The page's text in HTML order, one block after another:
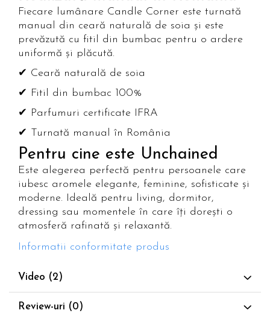
Fiecare lumânare Candle Corner este turnată
manual din ceară naturală de soia și este
prevăzută cu fitil din bumbac pentru o ardere
uniformă și plăcută.
✔ Ceară naturală de soia
✔ Fitil din bumbac 100%
✔ Parfumuri certificate IFRA
✔ Turnată manual în România
Pentru cine este Unchained
Este alegerea perfectă pentru persoanele care
iubesc aromele elegante, feminine, sofisticate și
moderne. Ideală pentru living, dormitor,
dressing sau momentele în care îți dorești o
atmosferă rafinată și relaxantă.
Informatii conformitate produs
Video (2)
Review-uri (0)